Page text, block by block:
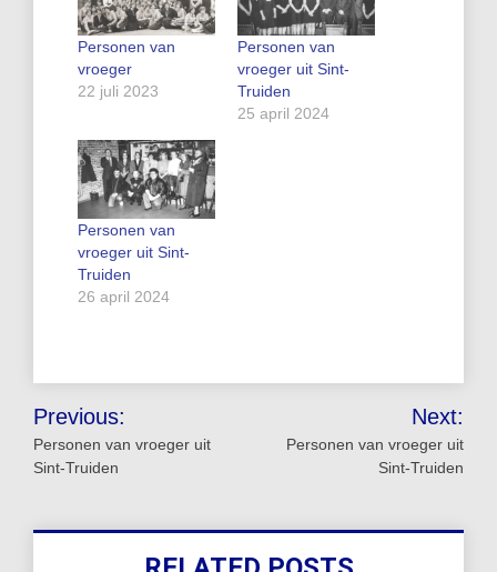
Personen van
vroeger
22 juli 2023
Personen van
vroeger uit Sint-
Truiden
25 april 2024
Personen van
vroeger uit Sint-
Truiden
26 april 2024
Bericht
navigatie
Previous:
Personen van vroeger uit
Sint-Truiden
Next:
Personen van vroeger uit
Sint-Truiden